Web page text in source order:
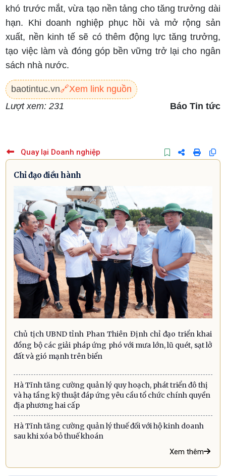
khó trước mắt, vừa tạo nền tảng cho tăng trưởng dài
hạn. Khi doanh nghiệp phục hồi và mở rộng sản
xuất, nền kinh tế sẽ có thêm động lực tăng trưởng,
tạo việc làm và đóng góp bền vững trở lại cho ngân
sách nhà nước.
baotintuc.vn🔗Xem link nguồn
Lượt xem: 231
Báo Tin tức
Quay lại Doanh nghiệp
Chỉ đạo điều hành
Chủ tịch UBND tỉnh Phan Thiên Định chỉ đạo triển khai
đồng bộ các giải pháp ứng phó với mưa lớn, lũ quét, sạt lở
đất và gió mạnh trên biển
Hà Tĩnh tăng cường quản lý quy hoạch, phát triển đô thị
và hạ tầng kỹ thuật đáp ứng yêu cầu tổ chức chính quyền
địa phương hai cấp
Hà Tĩnh tăng cường quản lý thuế đối với hộ kinh doanh
sau khi xóa bỏ thuế khoán
Xem thêm